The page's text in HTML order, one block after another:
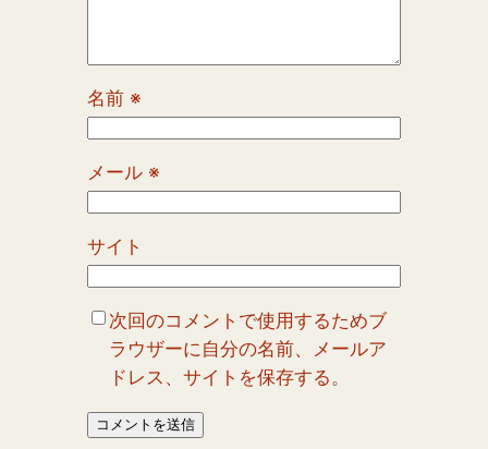
名前 ※
メール ※
サイト
次回のコメントで使用するためブ
ラウザーに自分の名前、メールア
ドレス、サイトを保存する。